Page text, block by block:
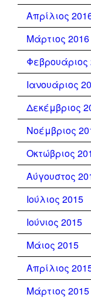
Απρίλιος
Μάρτιος 2016
Φεβρουάριος
Ιανουάριος
Δεκέμβριος
Νοέμβριος
Οκτώβριος
Αύγουστος
Ιούλιος 2015
Ιούνιος 2015
Μάιος 2015
Απρίλιος
Μάρτιος 2015